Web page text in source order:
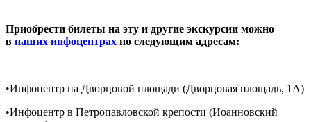
Приобрести билеты на эту и другие экскурсии можно
в наших инфоцентрах по следующим адресам:
•Инфоцентр на Дворцовой площади (Дворцовая площадь, 1A)
•Инфоцентр в Петропавловской крепости (Иоанновский